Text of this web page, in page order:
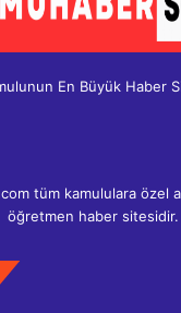
En Büyük Haber
tüm kamululara özel
öğretmen haber sitesidir.